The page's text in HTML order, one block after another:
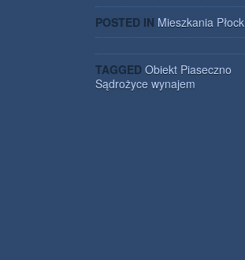
POSTED IN Mieszkania Płock
TAGGED Obiekt Piaseczno
Sądrożyce wynajem